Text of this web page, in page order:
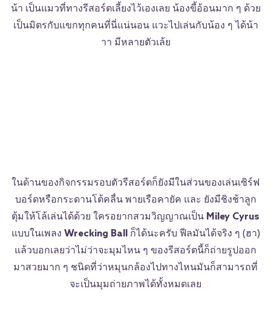
น้า เป็นแมวที่ทางรีสอร์ตเลี้ยงไว้เองเลย น้องขี้อ้อนมาก ๆ ด้วย
เป็นมิตรกับแขกทุกคนที่นี่แน่นอน แวะไปเล่นกับน้อง ๆ ได้น้า
าา มีหลายตัวเล้ย
ในด้านของกิจกรรมรอบตัวรีสอร์ตก็ยังมีในส่วนของเล่นเซิร์ฟ
บอร์ดหรือกระดานโต้คลื่น พายเรือคายัค และ ยังมีชิงช้าลูก
ตุ้มให้โล้เล่นได้ด้วย ใครอยากสวมวิญญาณเป็น Miley Cyrus
แบบในเพลง Wrecking Ballก็ได้นะครับ ฟีลมันได้จริง ๆ (ฮา)
แล้วบอกเลยว่าไม่ว่าจะมุมไหน ๆ ของรีสอร์ตนี้ก็ถ่ายรูปออก
มาสวยมาก ๆ ชนิดที่ว่าหมุนกล้องไปทางไหนมันก็สามารถที่
จะเป็นมุมถ่ายภาพได้ทั้งหมดเลย